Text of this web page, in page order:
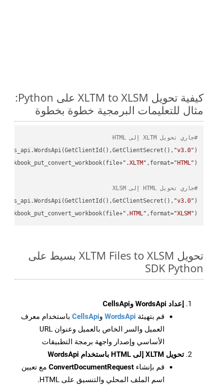
كيفية تحويل XLTM to XLSM على Python:
مثال للتعليمات البرمجية خطوة بخطوة
#جاري تحويل XLTM إلى HTML
"v3.0" )
".XLTM" ,format="HTML"
#جاري تحويل HTML إلى XLSM
"v3.0" )
".HTML" ,format="XLSM" )
تحويل XLTM Files to XLSM بسيط على
SDK Python
إعداد WordsApi وCellsApi
قم بتهيئة WordsApi وCellsApi باستخدام معرف
العميل والسر الخاص بالعميل وعنوان URL
الأساسي وإصدار واجهة برمجة التطبيقات
تحويل XLTM إلى HTML باستخدام WordsApi
قم بإنشاء ConvertDocumentRequest مع تعيين
اسم الملف المحلي والتنسيق على HTML.